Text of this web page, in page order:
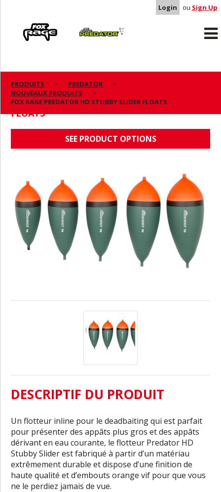
Login ou Sign Up
Predator
PRODUITS
PREDATOR
NOUVEAUX PRODUITS
FOX RAGE PREDATOR HD STUBBY SLIDER FLOATS
FOX RAGE PREDATOR HD STUBBY SLIDER
FLOATS
SEE PRODUCT OPTIONS
DESCRIPTIF DU PRODUIT
Un flotteur inline pour le deadbaiting qui est parfait
pour présenter des appâts plus gros et des appâts
dérivant en eau courante, le flotteur Predator HD
Stubby Slider est fabriqué à partir d’un matériau
extrêmement durable et dispose d’une finition de
haute qualité et d’embouts orange vif pour que vous
ne le perdiez jamais de vue.